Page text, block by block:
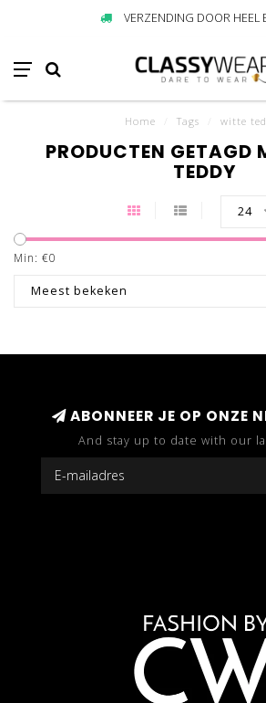
VERZENDING DOOR HEEL
Home Tags witte
PRODUCTEN GETAGD
TEDDY
24
Min: €0
Meest bekeken
ABONNEER JE OP ONZE
And stay up to date with our